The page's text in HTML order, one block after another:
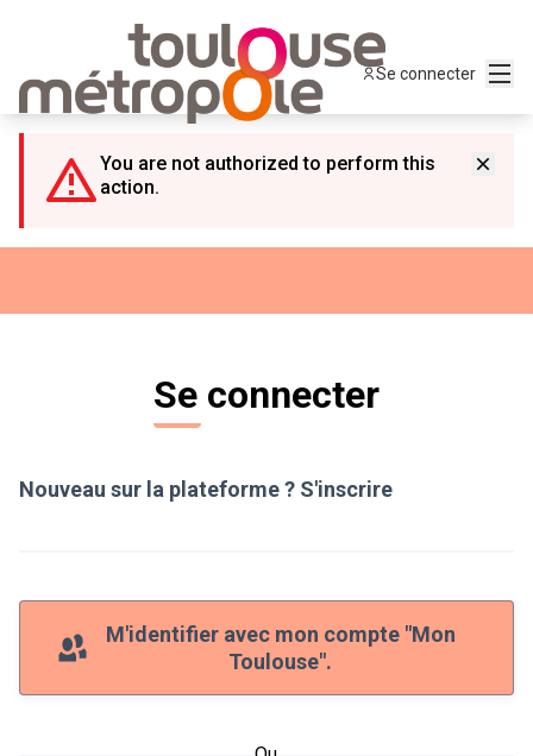
Se connecter
You are not authorized to perform this
action.
Se connecter
Nouveau sur la plateforme ? S'inscrire
M'identifier avec mon compte "Mon
Toulouse".